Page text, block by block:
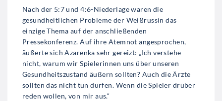
Nach der 5:7 und 4:6-Niederlage waren die
gesundheitlichen Probleme der Weißrussin das
einzige Thema auf der anschließenden
Pressekonferenz. Auf ihre Atemnot angesprochen,
äußerte sich Azarenka sehr gereizt: „Ich verstehe
nicht, warum wir Spielerinnen uns über unseren
Gesundheitszustand äußern sollten? Auch die Ärzte
sollten das nicht tun dürfen. Wenn die Spieler drüber
reden wollen, von mir aus.“